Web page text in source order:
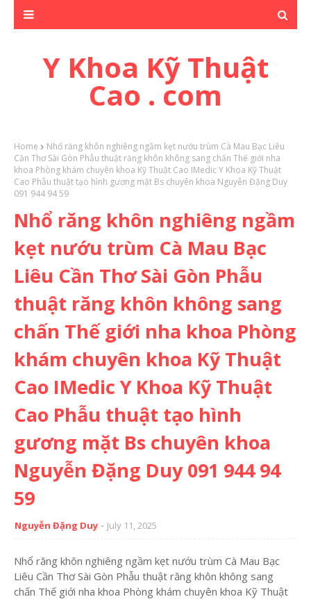
Y Khoa Kỹ Thuật
Cao . com
Home
Nhổ răng khôn nghiêng ngầm kẹt nướu trùm Cà Mau Bạc Liêu
Cần Thơ Sài Gòn Phẫu thuật răng khôn không sang chấn Thế giới nha
khoa Phòng khám chuyên khoa Kỹ Thuật Cao IMedic Y Khoa Kỹ Thuật
Cao Phẫu thuật tạo hình gương mặt Bs chuyên khoa Nguyễn Đặng Duy
091 944 94 59
Nhổ răng khôn nghiêng ngầm
kẹt nướu trùm Cà Mau Bạc
Liêu Cần Thơ Sài Gòn Phẫu
thuật răng khôn không sang
chấn Thế giới nha khoa Phòng
khám chuyên khoa Kỹ Thuật
Cao IMedic Y Khoa Kỹ Thuật
Cao Phẫu thuật tạo hình
gương mặt Bs chuyên khoa
Nguyễn Đặng Duy 091 944 94
59
Nguyễn Đặng Duy July 11, 2025
Nhổ răng khôn nghiêng ngầm kẹt nướu trùm Cà Mau Bạc
Liêu Cần Thơ Sài Gòn Phẫu thuật răng khôn không sang
chấn Thế giới nha khoa Phòng khám chuyên khoa Kỹ Thuật